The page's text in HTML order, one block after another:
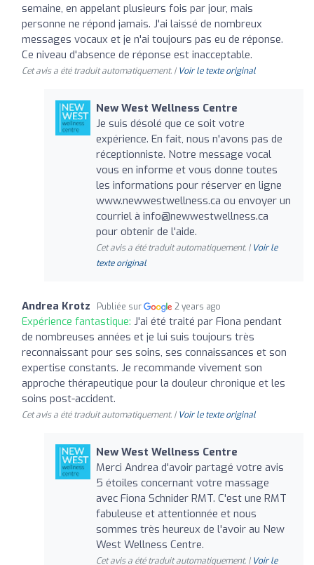
semaine, en appelant plusieurs fois par jour, mais
personne ne répond jamais. J'ai laissé de nombreux
messages vocaux et je n'ai toujours pas eu de réponse.
Ce niveau d'absence de réponse est inacceptable.
Cet avis a été traduit automatiquement. | Voir le texte original
New West Wellness Centre
Je suis désolé que ce soit votre
expérience. En fait, nous n'avons pas de
réceptionniste. Notre message vocal
vous en informe et vous donne toutes
les informations pour réserver en ligne
www.newwestwellness.ca ou envoyer un
courriel à info@newwestwellness.ca
pour obtenir de l'aide.
Cet avis a été traduit automatiquement. | Voir le
texte original
Andrea Krotz Publiée sur 2 years ago
Expérience fantastique: J'ai été traité par Fiona pendant
de nombreuses années et je lui suis toujours très
reconnaissant pour ses soins, ses connaissances et son
expertise constants. Je recommande vivement son
approche thérapeutique pour la douleur chronique et les
soins post-accident.
Cet avis a été traduit automatiquement. | Voir le texte original
New West Wellness Centre
Merci Andrea d'avoir partagé votre avis
5 étoiles concernant votre massage
avec Fiona Schnider RMT. C'est une RMT
fabuleuse et attentionnée et nous
sommes très heureux de l'avoir au New
West Wellness Centre.
Cet avis a été traduit automatiquement. | Voir le